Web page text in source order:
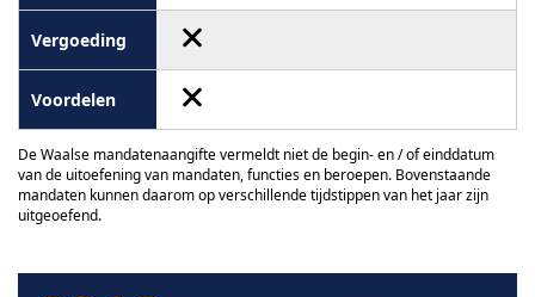
De Waalse mandatenaangifte vermeldt niet de begin- en / of einddatum
van de uitoefening van mandaten, functies en beroepen. Bovenstaande
mandaten kunnen daarom op verschillende tijdstippen van het jaar zijn
uitgeoefend.